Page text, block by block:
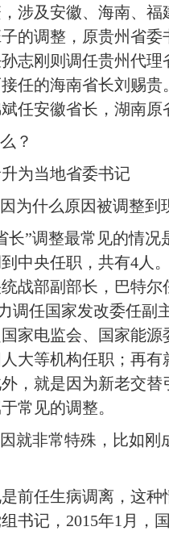
及安徽、海南、福
的调整，原贵州省
志刚则调任贵州代
任的海南省长刘赐
任安徽省长，湖南原
？
为当地省委书记
什么原因被调整到
”调整最常见的情况
中央任职，共有4人
战部副部长，巴特
调任国家发改委任
家电监会、国家能
大等机构任职；再
，就是因为新老交
常见的调整。
非常特殊，比如刚
任生病调离，这种
书记，2015年1月，